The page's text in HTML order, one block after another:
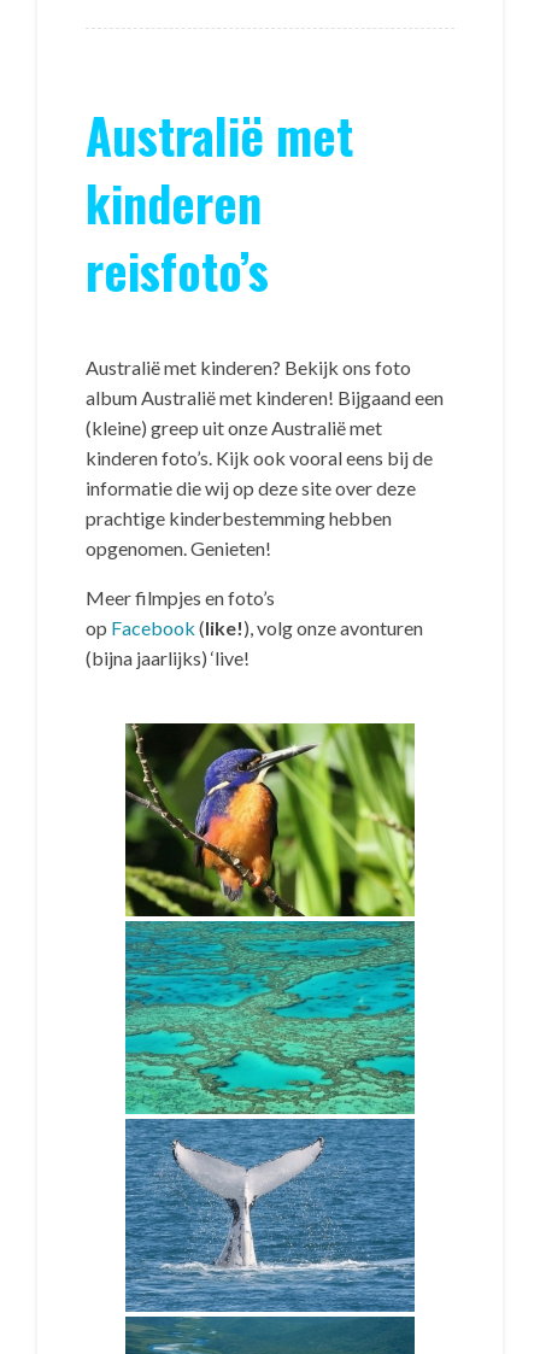
Australië met
kinderen
reisfoto’s
Australië met kinderen? Bekijk ons foto
album Australië met kinderen! Bijgaand een
(kleine) greep uit onze Australië met
kinderen foto’s. Kijk ook vooral eens bij de
informatie die wij op deze site over deze
prachtige kinderbestemming hebben
opgenomen. Genieten!
Meer filmpjes en foto’s
op Facebook(like!), volg onze avonturen
(bijna jaarlijks) ‘live!